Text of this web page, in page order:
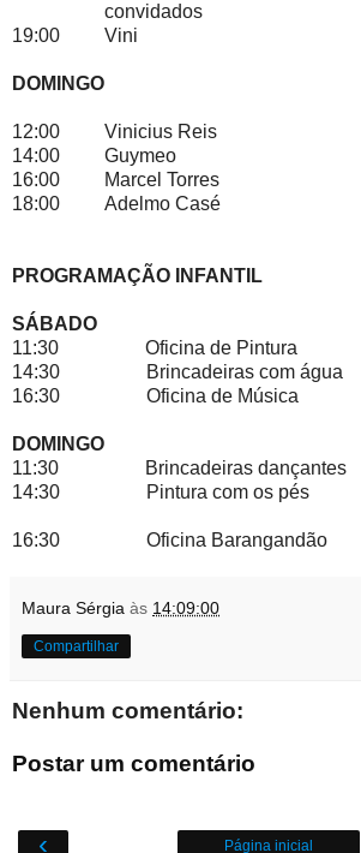
convidados
19:00
Vini
DOMINGO
12:00
Vinicius Reis
14:00
Guymeo
16:00
Marcel Torres
18:00
Adelmo Casé
PROGRAMAÇÃO INFANTIL
SÁBADO
11:30 Oficina de Pintura
14:30 Brincadeiras com água
16:30 Oficina de Música
DOMINGO
11:30 Brincadeiras dançantes
14:30 Pintura com os pés
16:30 Oficina Barangandão
Maura Sérgia às 14:09:00
Compartilhar
Nenhum comentário:
Postar um comentário
‹ Página inicial